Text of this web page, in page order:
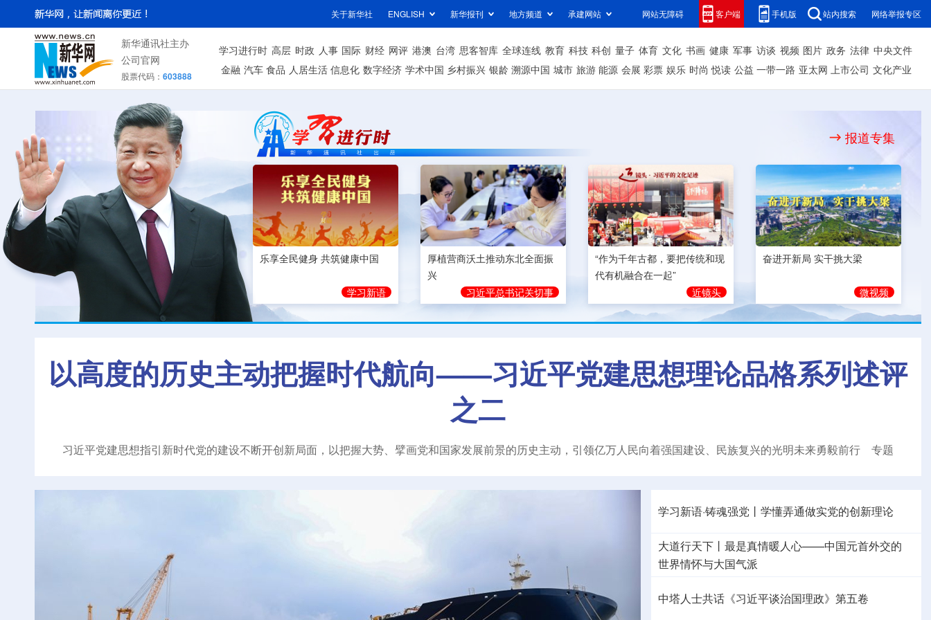
关于新华社 ENGLISH 新华报刊 地方频道 承建网站 网站无障碍 客户端 手机版 站内搜索 网络举报专区
新华通讯社主办
公司官网
股票代码： 603888
学习进行时 高层 时政 人事 国际 财经 网评 港澳 台湾 思客智库 全球连线 教育 科技 科创 量子 体育 文化 书画 健康 军事 访谈 视频 图片 政务 法律 中央文件
金融 汽车 食品 人居生活 信息化 数字经济 学术中国 乡村振兴 银龄 溯源中国 城市 旅游 能源 会展 彩票 娱乐 时尚 悦读 公益 一带一路 亚太网 上市公司 文化产业
报道专集
乐享全民健身 共筑健康中国
学习新语
厚植营商沃土推动东北全面振
兴
习近平总书记关切事
“作为千年古都，要把传统和现
代有机融合在一起”
近镜头
奋进开新局 实干挑大梁
微视频
以高度的历史主动把握时代航向——习近平党建思想理论品格系列述评
之二
习近平党建思想指引新时代党的建设不断开创新局面，以把握大势、擘画党和国家发展前景的历史主动，引领亿万人民向着强国建设、民族复兴的光明未来勇毅前行 专题
学习新语·铸魂强党丨学懂弄通做实党的创新理论
大道行天下丨最是真情暖人心——中国元首外交的
世界情怀与大国气派
中塔人士共话《习近平谈治国理政》第五卷